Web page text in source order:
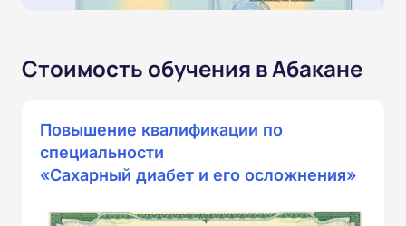
Стоимость обучения в Абакане
Повышение квалификации по
специальности
«Сахарный диабет и его осложнения»